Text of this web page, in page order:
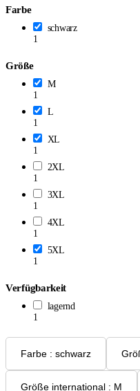
Farbe
schwarz
1
Größe
M
1
L
1
XL
1
2XL
1
3XL
1
4XL
1
5XL
1
Verfügbarkeit
lagernd
1
Farbe : schwarz
Größe international : M